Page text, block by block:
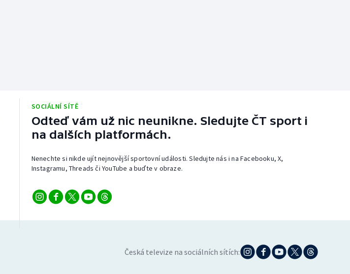
SOCIÁLNÍ SÍTĚ
Odteď vám už nic neunikne. Sledujte ČT sport i
na dalších platformách.
Nenechte si nikde ujít nejnovější sportovní události. Sledujte nás i na Facebooku, X,
Instagramu, Threads či YouTube a buďte v obraze.
Česká televize na sociálních sítích: